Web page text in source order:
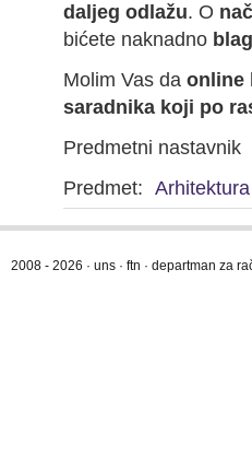
daljeg odlažu. O
bićete naknadno
Molim Vas da online
saradnika koji po
Predmetni nastavnik
Predmet:
2008 - 2026 · uns · ftn · departman za